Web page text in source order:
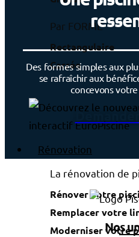
Par FORME
Rectangulaire
Carrée
Rénovation
La rénovation de
Rénover votre
Remplacer votre
Moderniser votre
Des formes simples aux
se rafraîchir aux
concevons
Nos